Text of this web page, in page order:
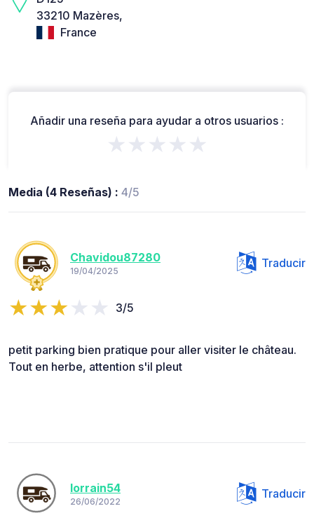
33210 Mazères,
France
Añadir una reseña para ayudar a otros usuarios :
★★★★★
Media (4 Reseñas) : 4/5
Chavidou87280
19/04/2025
Traducir
3/5
petit parking bien pratique pour aller visiter le château.
Tout en herbe, attention s'il pleut
lorrain54
26/06/2022
Traducir